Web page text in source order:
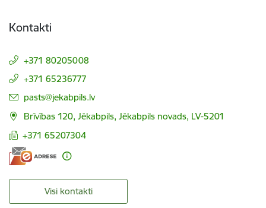
Kontakti
+371 80205008
+371 65236777
E-pasts:
pasts@jekabpils.lv
Brīvības 120, Jēkabpils, Jēkabpils novads, LV-5201
+371 65207304
Visi kontakti